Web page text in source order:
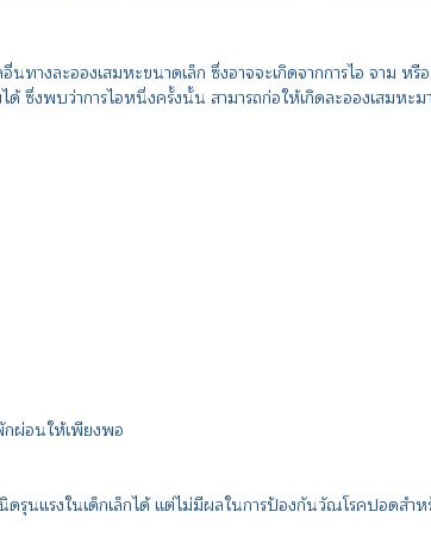
ะอองเสมหะขนาดเล็ก ซึ่งอาจจะเกิดจากการไอ จาม หรือ
ซึ่งพบว่าการไอหนึ่งครั้งนั้น สามารถก่อให้เกิดละอองเสมหะ
กผ่อนให้เพียงพอ
นแรงในเด็กเล็กได้ แต่ไม่มีผลในการป้องกันวัณโรคปอดส